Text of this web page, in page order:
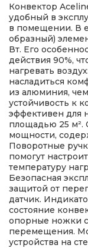
Конвектор
удобный в
в помещении. В
образный)
Вт. Его
действия 90%,
нагревать
насладиться
из алюминия,
устойчивость к
эффективен для
площадью 25 м².
мощности,
Поворотные
помогут
температуру
Безопасная
защитой от
датчик.
состояние
опорные ножки с
перемещения.
устройства на